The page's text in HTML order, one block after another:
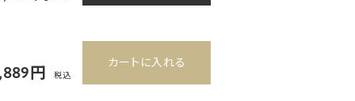
円 税込
カートに入れる